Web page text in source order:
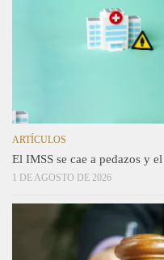
ARTÍCULOS
El IMSS se cae a pedazos y
1 DE AGOSTO DE 2026